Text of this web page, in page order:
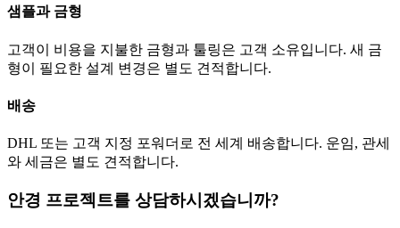
샘플과 금형
고객이 비용을 지불한 금형과 툴링은 고객 소유입니다. 새 금
형이 필요한 설계 변경은 별도 견적합니다.
배송
DHL 또는 고객 지정 포워더로 전 세계 배송합니다. 운임, 관세
와 세금은 별도 견적합니다.
안경 프로젝트를 상담하시겠습니까?